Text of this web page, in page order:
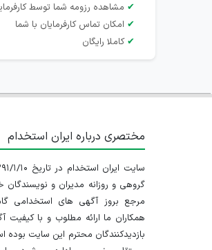
✔ مشاهده رزومه شما توسط
✔ امکان تماس کارفرمایان با شما
✔ کاملا رایگان
مختصری درباره ایران استخدام
گروهی و روزانه مدیران و
مرجع بروز آگهی های استخدامی
همکاران ما ارائه مطلوب و با
بازدیدکنندگان محترم این سایت